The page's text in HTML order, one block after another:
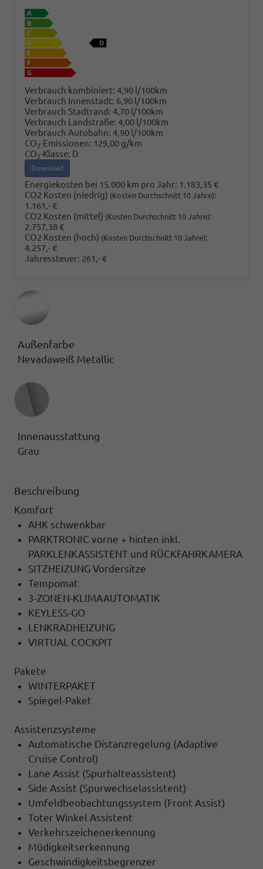
Verbrauch kombiniert: 4,90 l/100km
Verbrauch Innenstadt: 6,90 l/100km
Verbrauch Stadtrand: 4,70 l/100km
Verbrauch Landstraße: 4,00 l/100km
Verbrauch Autobahn: 4,90 l/100km
CO2-Emissionen: 129,00 g/km
CO2-Klasse: D
Download
Energiekosten bei 15.000 km pro Jahr: 1.183,35 €
CO2 Kosten (niedrig) (Kosten Durchschnitt 10 Jahre):
1.161,- €
CO2 Kosten (mittel) (Kosten Durchschnitt 10 Jahre):
2.757,38 €
CO2 Kosten (hoch) (Kosten Durchschnitt 10 Jahre):
4.257,- €
Jahressteuer: 261,- €
Außenfarbe
Nevadaweiß Metallic
Innenausstattung
Innenausstattung
Grau
Beschreibung
Komfort
AHK schwenkbar
PARKTRONIC vorne + hinten inkl.
PARKLENKASSISTENT und RÜCKFAHRKAMERA
SITZHEIZUNG Vordersitze
Tempomat
3-ZONEN-KLIMAAUTOMATIK
KEYLESS-GO
LENKRADHEIZUNG
VIRTUAL COCKPIT
Pakete
WINTERPAKET
Spiegel-Paket
Assistenzsysteme
Automatische Distanzregelung (Adaptive
Cruise Control)
Lane Assist (Spurhalteassistent)
Side Assist (Spurwechselassistent)
Umfeldbeobachtungssystem (Front Assist)
Toter Winkel Assistent
Verkehrszeichenerkennung
Müdigkeitserkennung
Geschwindigkeitsbegrenzer